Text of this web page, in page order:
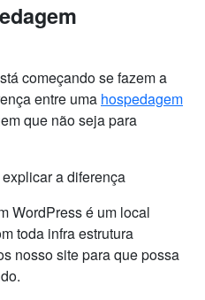
começando se fazem a
entre uma hospedagem
que não seja para
a diferença
WordPress é um local
toda infra estrutura
nosso site para que possa